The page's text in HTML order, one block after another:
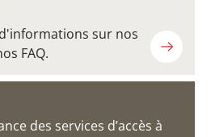
sur nos
FAQ.
des services d’accès à